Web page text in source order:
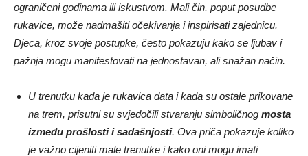
ograničeni godinama ili iskustvom. Mali čin, poput posudbe
rukavice, može nadmašiti očekivanja i inspirisati zajednicu.
Djeca, kroz svoje postupke, često pokazuju kako se ljubav i
pažnja mogu manifestovati na jednostavan, ali snažan način.
U trenutku kada je rukavica data i kada su ostale prikovane
na trem, prisutni su svjedočili stvaranju simboličnog mosta
između prošlosti i sadašnjosti. Ova priča pokazuje koliko
je važno cijeniti male trenutke i kako oni mogu imati